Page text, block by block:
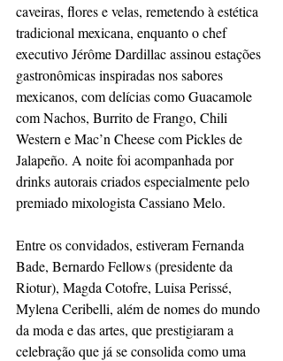
caveiras, flores e velas, remetendo à estética
tradicional mexicana, enquanto o chef
executivo Jérôme Dardillac assinou estações
gastronômicas inspiradas nos sabores
mexicanos, com delícias como Guacamole
com Nachos, Burrito de Frango, Chili
Western e Mac’n Cheese com Pickles de
Jalapeño. A noite foi acompanhada por
drinks autorais criados especialmente pelo
premiado mixologista Cassiano Melo.
Entre os convidados, estiveram Fernanda
Bade, Bernardo Fellows (presidente da
Riotur), Magda Cotofre, Luisa Perissé,
Mylena Ceribelli, além de nomes do mundo
da moda e das artes, que prestigiaram a
celebração que já se consolida como uma